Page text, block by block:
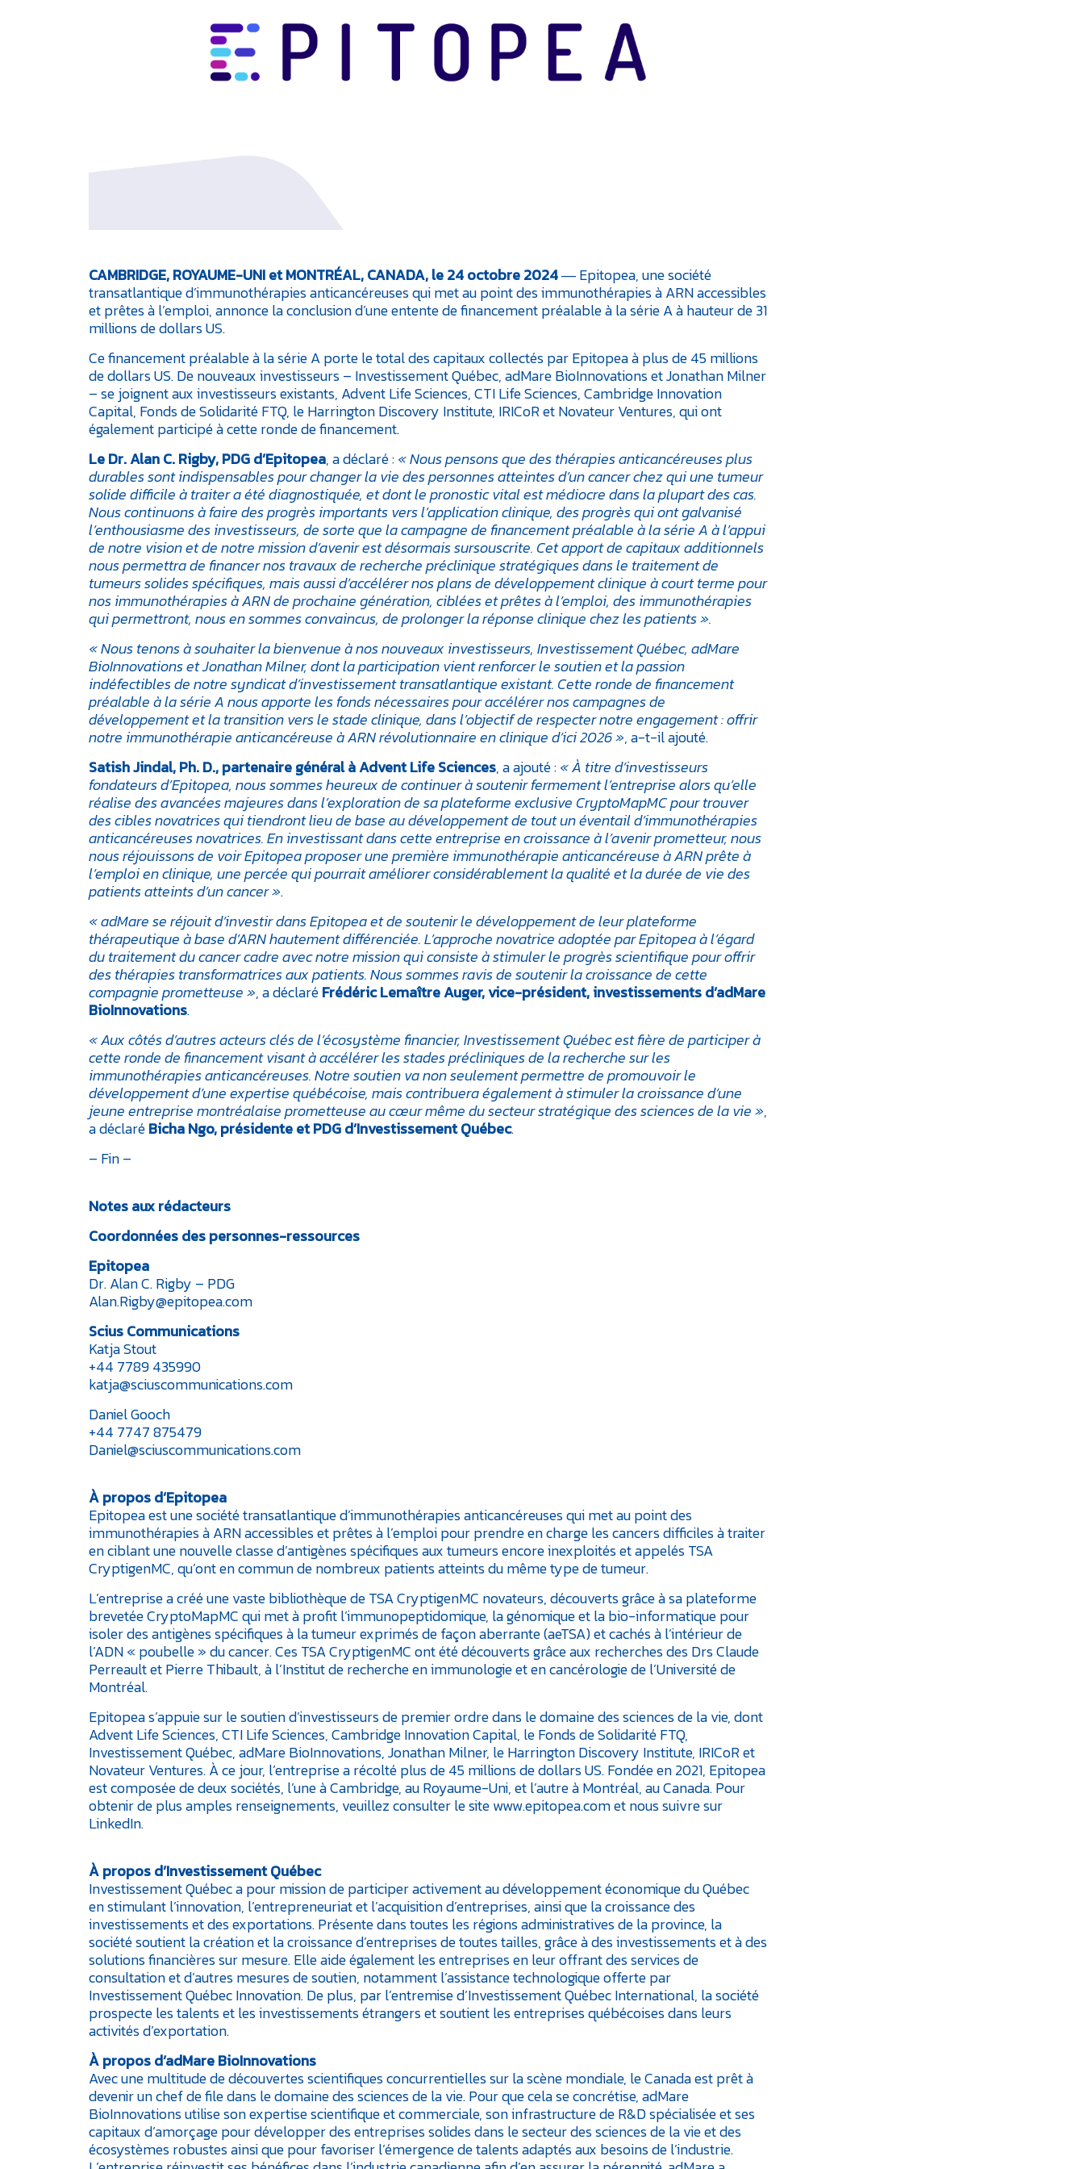
CAMBRIDGE, ROYAUME-UNI et MONTRÉAL, CANADA, le 24 octobre 2024― Epitopea, une société
transatlantique d’immunothérapies anticancéreuses qui met au point des immunothérapies à ARN accessibles
et prêtes à l’emploi, annonce la conclusion d’une entente de financement préalable à la série A à hauteur de 31
millions de dollars US.
Ce financement préalable à la série A porte le total des capitaux collectés par Epitopea à plus de 45 millions
de dollars US. De nouveaux investisseurs – Investissement Québec, adMare BioInnovations et Jonathan Milner
– se joignent aux investisseurs existants, Advent Life Sciences, CTI Life Sciences, Cambridge Innovation
Capital, Fonds de Solidarité FTQ, le Harrington Discovery Institute, IRICoR et Novateur Ventures, qui ont
également participé à cette ronde de financement.
Le Dr. Alan C. Rigby, PDG d’Epitopea, a déclaré :« Nous pensons que des thérapies anticancéreuses plus
durables sont indispensables pour changer la vie des personnes atteintes d’un cancer chez qui une tumeur
solide difficile à traiter a été diagnostiquée, et dont le pronostic vital est médiocre dans la plupart des cas.
Nous continuons à faire des progrès importants vers l’application clinique, des progrès qui ont galvanisé
l’enthousiasme des investisseurs, de sorte que la campagne de financement préalable à la série A à l’appui
de notre vision et de notre mission d’avenir est désormais sursouscrite. Cet apport de capitaux additionnels
nous permettra de financer nos travaux de recherche préclinique stratégiques dans le traitement de
tumeurs solides spécifiques, mais aussi d’accélérer nos plans de développement clinique à court terme pour
nos immunothérapies à ARN de prochaine génération, ciblées et prêtes à l’emploi, des immunothérapies
qui permettront, nous en sommes convaincus, de prolonger la réponse clinique chez les patients ».
« Nous tenons à souhaiter la bienvenue à nos nouveaux investisseurs, Investissement Québec, adMare
BioInnovations et Jonathan Milner, dont la participation vient renforcer le soutien et la passion
indéfectibles de notre syndicat d’investissement transatlantique existant. Cette ronde de financement
préalable à la série A nous apporte les fonds nécessaires pour accélérer nos campagnes de
développement et la transition vers le stade clinique, dans l’objectif de respecter notre engagement : offrir
notre immunothérapie anticancéreuse à ARN révolutionnaire en clinique d’ici 2026 », a-t-il ajouté.
Satish Jindal, Ph. D., partenaire général à Advent Life Sciences, a ajouté :« À titre d’investisseurs
fondateurs d’Epitopea, nous sommes heureux de continuer à soutenir fermement l’entreprise alors qu’elle
réalise des avancées majeures dans l’exploration de sa plateforme exclusive CryptoMapMC pour trouver
des cibles novatrices qui tiendront lieu de base au développement de tout un éventail d’immunothérapies
anticancéreuses novatrices. En investissant dans cette entreprise en croissance à l’avenir prometteur, nous
nous réjouissons de voir Epitopea proposer une première immunothérapie anticancéreuse à ARN prête à
l’emploi en clinique, une percée qui pourrait améliorer considérablement la qualité et la durée de vie des
patients atteints d’un cancer ».
« adMare se réjouit d’investir dans Epitopea et de soutenir le développement de leur plateforme
thérapeutique à base d’ARN hautement différenciée. L’approche novatrice adoptée par Epitopea à l’égard
du traitement du cancer cadre avec notre mission qui consiste à stimuler le progrès scientifique pour offrir
des thérapies transformatrices aux patients. Nous sommes ravis de soutenir la croissance de cette
compagnie prometteuse », a déclaréFrédéric Lemaître Auger, vice-président, investissements d’adMare
BioInnovations.
« Aux côtés d’autres acteurs clés de l’écosystème financier, Investissement Québec est fière de participer à
cette ronde de financement visant à accélérer les stades précliniques de la recherche sur les
immunothérapies anticancéreuses. Notre soutien va non seulement permettre de promouvoir le
développement d’une expertise québécoise, mais contribuera également à stimuler la croissance d’une
jeune entreprise montréalaise prometteuse au cœur même du secteur stratégique des sciences de la vie »,
a déclaréBicha Ngo, présidente et PDG d’Investissement Québec.
– Fin –
Notes aux rédacteurs
Coordonnées des personnes-ressources
Epitopea
Dr. Alan C. Rigby – PDG
Alan.Rigby@epitopea.com
Scius Communications
Katja Stout
+44 7789 435990
katja@sciuscommunications.com
Daniel Gooch
+44 7747 875479
Daniel@sciuscommunications.com
À propos d’Epitopea
Epitopea est une société transatlantique d’immunothérapies anticancéreuses qui met au point des
immunothérapies à ARN accessibles et prêtes à l’emploi pour prendre en charge les cancers difficiles à traiter
en ciblant une nouvelle classe d’antigènes spécifiques aux tumeurs encore inexploités et appelés TSA
CryptigenMC, qu’ont en commun de nombreux patients atteints du même type de tumeur.
L’entreprise a créé une vaste bibliothèque de TSA CryptigenMC novateurs, découverts grâce à sa plateforme
brevetée CryptoMapMC qui met à profit l’immunopeptidomique, la génomique et la bio-informatique pour
isoler des antigènes spécifiques à la tumeur exprimés de façon aberrante (aeTSA) et cachés à l’intérieur de
l’ADN « poubelle » du cancer. Ces TSA CryptigenMC ont été découverts grâce aux recherches des Drs Claude
Perreault et Pierre Thibault, à l’Institut de recherche en immunologie et en cancérologie de l’Université de
Montréal.
Epitopea s’appuie sur le soutien d’investisseurs de premier ordre dans le domaine des sciences de la vie, dont
Advent Life Sciences, CTI Life Sciences, Cambridge Innovation Capital, le Fonds de Solidarité FTQ,
Investissement Québec, adMare BioInnovations, Jonathan Milner, le Harrington Discovery Institute, IRICoR et
Novateur Ventures. À ce jour, l’entreprise a récolté plus de 45 millions de dollars US. Fondée en 2021, Epitopea
est composée de deux sociétés, l’une à Cambridge, au Royaume-Uni, et l’autre à Montréal, au Canada. Pour
obtenir de plus amples renseignements, veuillez consulter le site www.epitopea.com et nous suivre sur
LinkedIn.
À propos d’Investissement Québec
Investissement Québec a pour mission de participer activement au développement économique du Québec
en stimulant l’innovation, l’entrepreneuriat et l’acquisition d’entreprises, ainsi que la croissance des
investissements et des exportations. Présente dans toutes les régions administratives de la province, la
société soutient la création et la croissance d’entreprises de toutes tailles, grâce à des investissements et à des
solutions financières sur mesure. Elle aide également les entreprises en leur offrant des services de
consultation et d’autres mesures de soutien, notamment l’assistance technologique offerte par
Investissement Québec Innovation. De plus, par l’entremise d’Investissement Québec International, la société
prospecte les talents et les investissements étrangers et soutient les entreprises québécoises dans leurs
activités d’exportation.
À propos d’adMare BioInnovations
Avec une multitude de découvertes scientifiques concurrentielles sur la scène mondiale, le Canada est prêt à
devenir un chef de file dans le domaine des sciences de la vie. Pour que cela se concrétise, adMare
BioInnovations utilise son expertise scientifique et commerciale, son infrastructure de R&D spécialisée et ses
capitaux d’amorçage pour développer des entreprises solides dans le secteur des sciences de la vie et des
écosystèmes robustes ainsi que pour favoriser l’émergence de talents adaptés aux besoins de l’industrie.